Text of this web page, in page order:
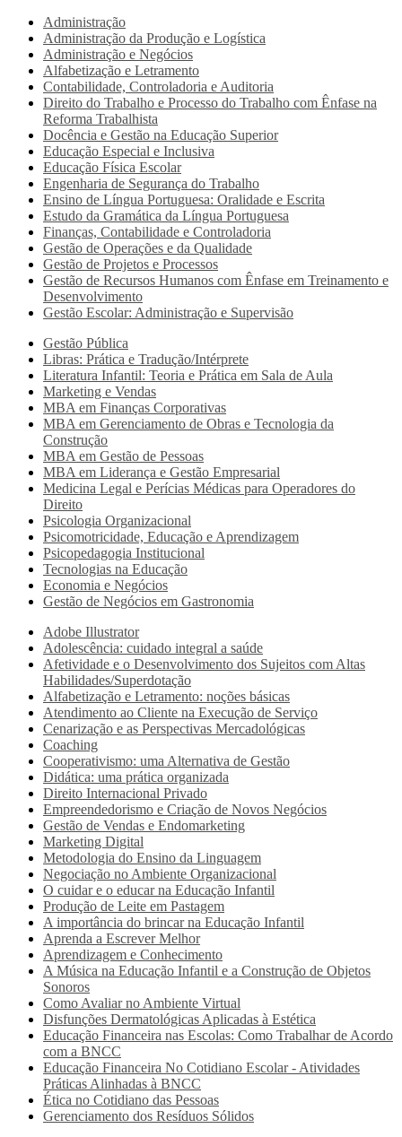
Administração
Administração da Produção e Logística
Administração e Negócios
Alfabetização e Letramento
Contabilidade, Controladoria e Auditoria
Direito do Trabalho e Processo do Trabalho com Ênfase na
Reforma Trabalhista
Docência e Gestão na Educação Superior
Educação Especial e Inclusiva
Educação Física Escolar
Engenharia de Segurança do Trabalho
Ensino de Língua Portuguesa: Oralidade e Escrita
Estudo da Gramática da Língua Portuguesa
Finanças, Contabilidade e Controladoria
Gestão de Operações e da Qualidade
Gestão de Projetos e Processos
Gestão de Recursos Humanos com Ênfase em Treinamento e
Desenvolvimento
Gestão Escolar: Administração e Supervisão
Gestão Pública
Libras: Prática e Tradução/Intérprete
Literatura Infantil: Teoria e Prática em Sala de Aula
Marketing e Vendas
MBA em Finanças Corporativas
MBA em Gerenciamento de Obras e Tecnologia da
Construção
MBA em Gestão de Pessoas
MBA em Liderança e Gestão Empresarial
Medicina Legal e Perícias Médicas para Operadores do
Direito
Psicologia Organizacional
Psicomotricidade, Educação e Aprendizagem
Psicopedagogia Institucional
Tecnologias na Educação
Economia e Negócios
Gestão de Negócios em Gastronomia
Adobe Illustrator
Adolescência: cuidado integral a saúde
Afetividade e o Desenvolvimento dos Sujeitos com Altas
Habilidades/Superdotação
Alfabetização e Letramento: noções básicas
Atendimento ao Cliente na Execução de Serviço
Cenarização e as Perspectivas Mercadológicas
Coaching
Cooperativismo: uma Alternativa de Gestão
Didática: uma prática organizada
Direito Internacional Privado
Empreendedorismo e Criação de Novos Negócios
Gestão de Vendas e Endomarketing
Marketing Digital
Metodologia do Ensino da Linguagem
Negociação no Ambiente Organizacional
O cuidar e o educar na Educação Infantil
Produção de Leite em Pastagem
A importância do brincar na Educação Infantil
Aprenda a Escrever Melhor
Aprendizagem e Conhecimento
A Música na Educação Infantil e a Construção de Objetos
Sonoros
Como Avaliar no Ambiente Virtual
Disfunções Dermatológicas Aplicadas à Estética
Educação Financeira nas Escolas: Como Trabalhar de Acordo
com a BNCC
Educação Financeira No Cotidiano Escolar - Atividades
Práticas Alinhadas à BNCC
Ética no Cotidiano das Pessoas
Gerenciamento dos Resíduos Sólidos